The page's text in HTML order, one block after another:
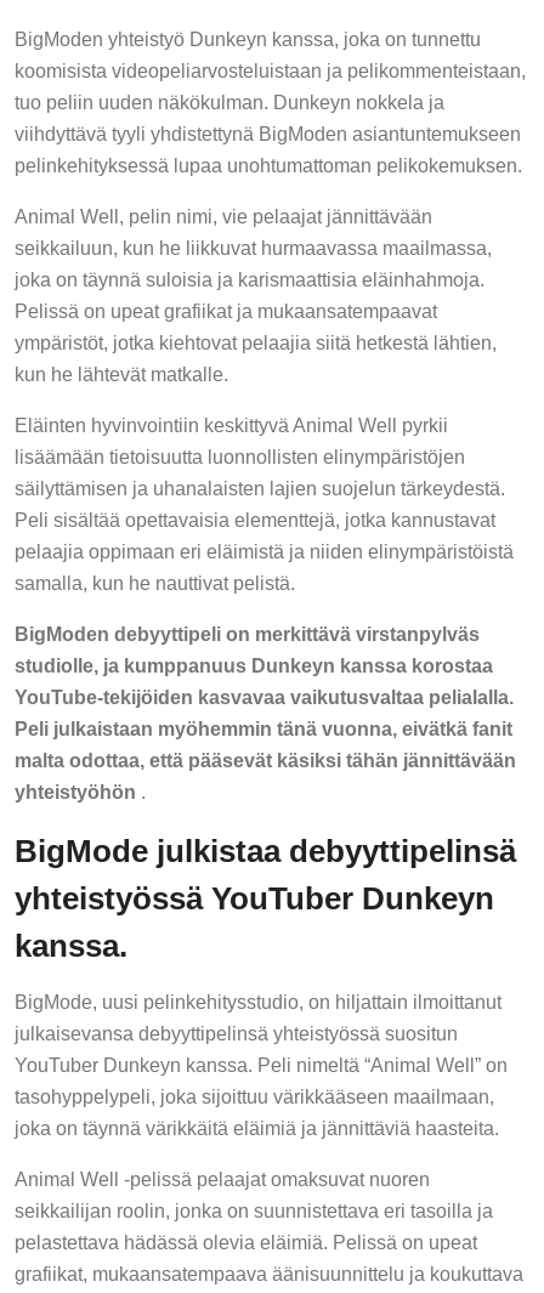
BigModen yhteistyö Dunkeyn kanssa, joka on tunnettu
koomisista videopeliarvosteluistaan ja pelikommenteistaan,
tuo peliin uuden näkökulman. Dunkeyn nokkela ja
viihdyttävä tyyli yhdistettynä BigModen asiantuntemukseen
pelinkehityksessä lupaa unohtumattoman pelikokemuksen.
Animal Well, pelin nimi, vie pelaajat jännittävään
seikkailuun, kun he liikkuvat hurmaavassa maailmassa,
joka on täynnä suloisia ja karismaattisia eläinhahmoja.
Pelissä on upeat grafiikat ja mukaansatempaavat
ympäristöt, jotka kiehtovat pelaajia siitä hetkestä lähtien,
kun he lähtevät matkalle.
Eläinten hyvinvointiin keskittyvä Animal Well pyrkii
lisäämään tietoisuutta luonnollisten elinympäristöjen
säilyttämisen ja uhanalaisten lajien suojelun tärkeydestä.
Peli sisältää opettavaisia elementtejä, jotka kannustavat
pelaajia oppimaan eri eläimistä ja niiden elinympäristöistä
samalla, kun he nauttivat pelistä.
BigModen debyyttipeli on merkittävä virstanpylväs
studiolle, ja kumppanuus Dunkeyn kanssa korostaa
YouTube-tekijöiden kasvavaa vaikutusvaltaa pelialalla.
Peli julkaistaan myöhemmin tänä vuonna, eivätkä fanit
malta odottaa, että pääsevät käsiksi tähän jännittävään
yhteistyöhön .
BigMode julkistaa debyyttipelinsä
yhteistyössä YouTuber Dunkeyn
kanssa.
BigMode, uusi pelinkehitysstudio, on hiljattain ilmoittanut
julkaisevansa debyyttipelinsä yhteistyössä suositun
YouTuber Dunkeyn kanssa. Peli nimeltä “Animal Well” on
tasohyppelypeli, joka sijoittuu värikkääseen maailmaan,
joka on täynnä värikkäitä eläimiä ja jännittäviä haasteita.
Animal Well -pelissä pelaajat omaksuvat nuoren
seikkailijan roolin, jonka on suunnistettava eri tasoilla ja
pelastettava hädässä olevia eläimiä. Pelissä on upeat
grafiikat, mukaansatempaava äänisuunnittelu ja koukuttava